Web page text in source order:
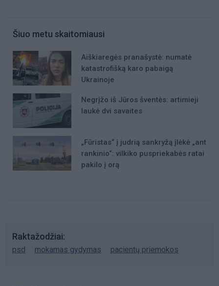
Šiuo metu skaitomiausi
Aiškiaregės pranašystė: numatė
katastrofišką karo pabaigą
Ukrainoje
Negrįžo iš Jūros šventės: artimieji
laukė dvi savaites
„Fūristas“ į judrią sankryžą įlėkė „ant
rankinio“: vilkiko puspriekabės ratai
pakilo į orą
Raktažodžiai
psd mokamas gydymas pacientų priemokos